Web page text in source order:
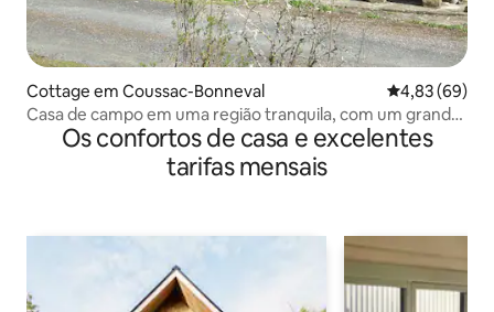
Cottage em Coussac-Bonneval Classificação
4,83 (69)
Casa de campo em uma região tranquila, com um grande
jardim privativo.
Os confortos de casa e excelentes
tarifas mensais